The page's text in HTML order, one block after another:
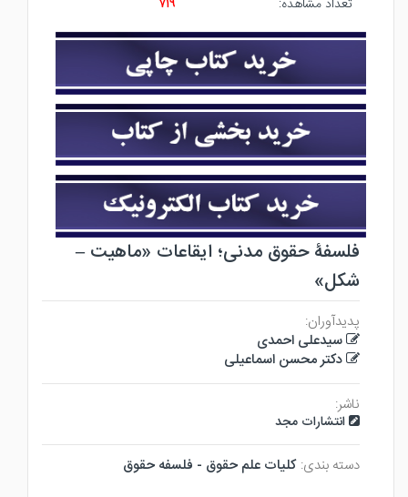
تعداد مشاهده:
۷۱۹
فلسفۀ حقوق مدنی؛ ایقاعات «ماهیت –
شکل»
پدیدآوران:
سیدعلی احمدی
دکتر محسن اسماعیلی
ناشر:
انتشارات مجد
دسته بندی: كليات علم حقوق - فلسفه حقوق